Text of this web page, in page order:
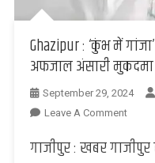
Ghazipur : ‘कुंभ में
अफजाल अंसारी मुकदमा
September 29, 2024
Leave A CommentOn
:
गाजीपुर : खबर